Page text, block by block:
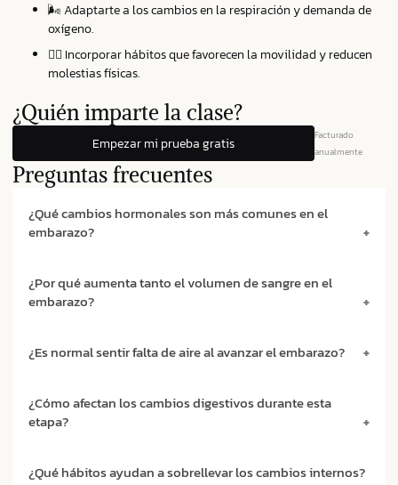
🌬️ Adaptarte a los cambios en la respiración y demanda de
oxígeno.
🧘‍♀️ Incorporar hábitos que favorecen la movilidad y reducen
molestias físicas.
¿Quién imparte la clase?
Empezar mi prueba gratis
Facturado
anualmente
Preguntas frecuentes
¿Qué cambios hormonales son más comunes en el
embarazo?
¿Por qué aumenta tanto el volumen de sangre en el
embarazo?
¿Es normal sentir falta de aire al avanzar el embarazo?
¿Cómo afectan los cambios digestivos durante esta
etapa?
¿Qué hábitos ayudan a sobrellevar los cambios internos?